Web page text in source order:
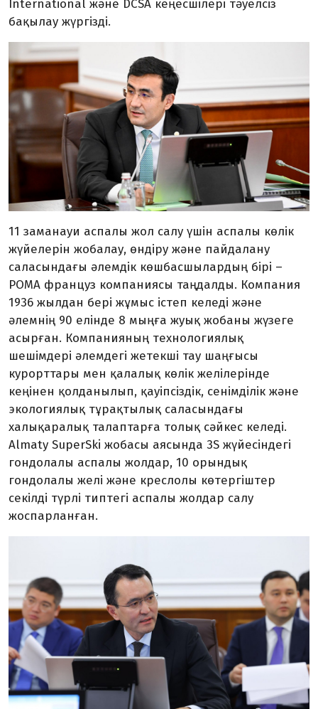
International және DCSA кеңесшілері тәуелсіз
бақылау жүргізді.
11 заманауи аспалы жол салу үшін аспалы көлік
жүйелерін жобалау, өндіру және пайдалану
саласындағы әлемдік көшбасшылардың бірі –
POMA француз компаниясы таңдалды. Компания
1936 жылдан бері жұмыс істеп келеді және
әлемнің 90 елінде 8 мыңға жуық жобаны жүзеге
асырған. Компанияның технологиялық
шешімдері әлемдегі жетекші тау шаңғысы
курорттары мен қалалық көлік желілерінде
кеңінен қолданылып, қауіпсіздік, сенімділік және
экологиялық тұрақтылық саласындағы
халықаралық талаптарға толық сәйкес келеді.
Almaty SuperSki жобасы аясында 3S жүйесіндегі
гондолалы аспалы жолдар, 10 орындық
гондолалы желі және креслолы көтергіштер
секілді түрлі типтегі аспалы жолдар салу
жоспарланған.